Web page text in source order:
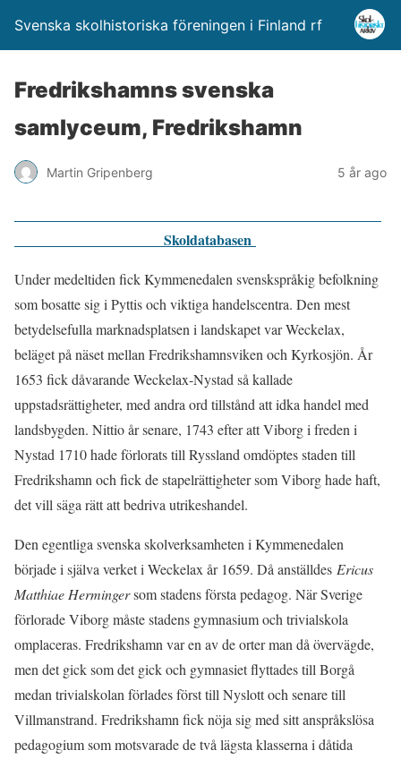
Svenska skolhistoriska föreningen i Finland rf
Fredrikshamns svenska
samlyceum, Fredrikshamn
Martin Gripenberg 5 år ago
Skoldatabasen
Under medeltiden fick Kymmenedalen svenskspråkig befolkning
som bosatte sig i Pyttis och viktiga handelscentra. Den mest
betydelsefulla marknadsplatsen i landskapet var Weckelax,
beläget på näset mellan Fredrikshamnsviken och Kyrkosjön. År
1653 fick dåvarande Weckelax-Nystad så kallade
uppstadsrättigheter, med andra ord tillstånd att idka handel med
landsbygden. Nittio år senare, 1743 efter att Viborg i freden i
Nystad 1710 hade förlorats till Ryssland omdöptes staden till
Fredrikshamn och fick de stapelrättigheter som Viborg hade haft,
det vill säga rätt att bedriva utrikeshandel.
Den egentliga svenska skolverksamheten i Kymmenedalen
började i själva verket i Weckelax år 1659. Då anställdes Ericus
Matthiae Hermingersom stadens första pedagog. När Sverige
förlorade Viborg måste stadens gymnasium och trivialskola
omplaceras. Fredrikshamn var en av de orter man då övervägde,
men det gick som det gick och gymnasiet flyttades till Borgå
medan trivialskolan förlades först till Nyslott och senare till
Villmanstrand. Fredrikshamn fick nöja sig med sitt anspråkslösa
pedagogium som motsvarade de två lägsta klasserna i dåtida